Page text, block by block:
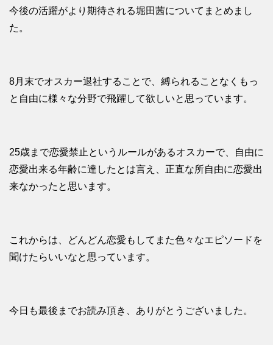
今後の活躍がより期待される堀田茜についてまとめまし
た。
8月末でオスカー退社することで、縛られることなくもっ
と自由に様々な分野で飛躍して欲しいと思っています。
25歳まで恋愛禁止というルールがあるオスカーで、自由に
恋愛出来る年齢に達したとは言え、正直な所自由に恋愛出
来なかったと思います。
これからは、どんどん恋愛もしてまた色々なエピソードを
聞けたらいいなと思っています。
今日も最後までお読み頂き、ありがとうございました。